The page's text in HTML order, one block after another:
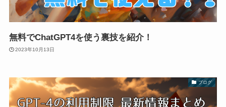
無料でChatGPT4を使う裏技を紹介！
2023年10月13日
ブログ